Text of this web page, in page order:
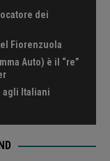
dei
Fiorenzuola
Auto) è il “re”
agli Italiani